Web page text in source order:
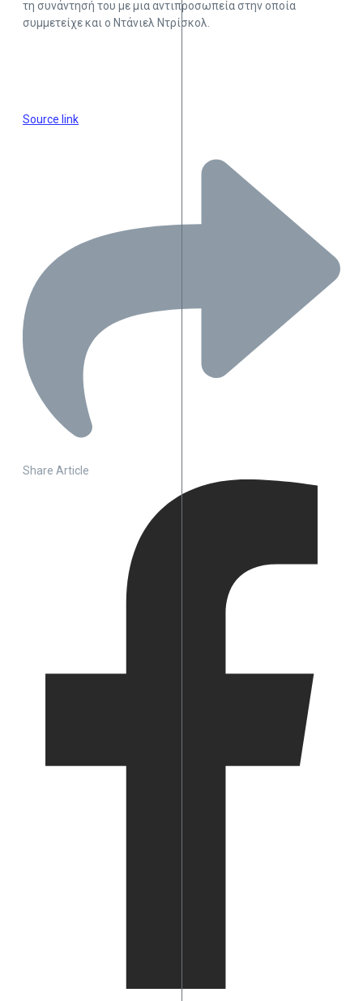
τη συνάντησή του με μια αντιπροσωπεία στην οποία
συμμετείχε και ο Ντάνιελ Ντρίσκολ.
Source link
Share Article